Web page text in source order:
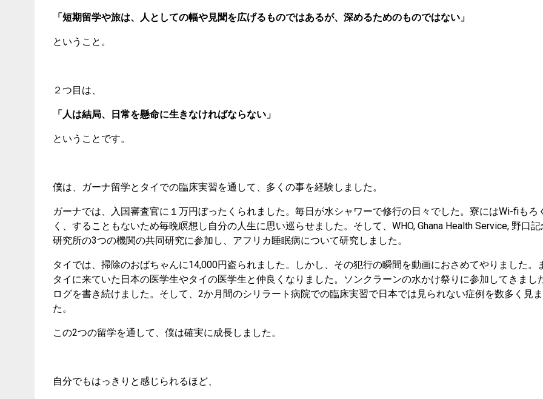
「短期留学や旅は、人としての幅や見聞を広げるものではあるが、深めるためのものではない」
ということ。
２つ目は、
「人は結局、日常を懸命に生きなければならない」
ということです。
僕は、ガーナ留学とタイでの臨床実習を通して、多くの事を経験しました。
ガーナでは、入国審査官に１万円ぼったくられました。毎日が水シャワーで修行の日々でした。寮にはWi-fiもろ
く、することもないため毎晩瞑想し自分の人生に思い巡らせました。そして、WHO, Ghana Health Service, 野口
研究所の3つの機関の共同研究に参加し、アフリカ睡眠病について研究しました。
タイでは、掃除のおばちゃんに14,000円盗られました。しかし、その犯行の瞬間を動画におさめてやりました。
タイに来ていた日本の医学生やタイの医学生と仲良くなりました。ソンクラーンの水かけ祭りに参加してきまし
ログを書き続けました。そして、2か月間のシリラート病院での臨床実習で日本では見られない症例を数多く見
た。
この2つの留学を通して、僕は確実に成長しました。
自分でもはっきりと感じられるほど、